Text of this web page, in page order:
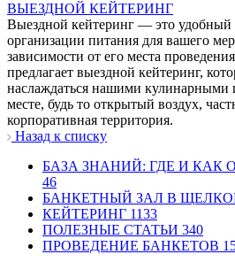
ВЫЕЗДНОЙ КЕЙТЕРИНГ
Выездной кейтеринг — это удобный
организации питания для вашего
зависимости от его места
предлагает выездной кейтеринг,
наслаждаться нашими
месте, будь то открытый воздух,
корпоративная территория.
Назад к списку
БАЗА ЗНАНИЙ: ГДЕ И КАК
46
БАНКЕТНЫЙ ЗАЛ В
КЕЙТЕРИНГ 1133
ПОЛЕЗНЫЕ СТАТЬИ 340
ПРОВЕДЕНИЕ БАНКЕТОВ